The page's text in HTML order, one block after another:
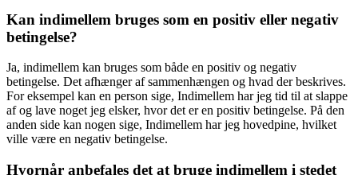
Kan indimellem bruges som en positiv eller negativ
betingelse?
Ja, indimellem kan bruges som både en positiv og negativ
betingelse. Det afhænger af sammenhængen og hvad der beskrives.
For eksempel kan en person sige, Indimellem har jeg tid til at slappe
af og lave noget jeg elsker, hvor det er en positiv betingelse. På den
anden side kan nogen sige, Indimellem har jeg hovedpine, hvilket
ville være en negativ betingelse.
Hvornår anbefales det at bruge indimellem i stedet